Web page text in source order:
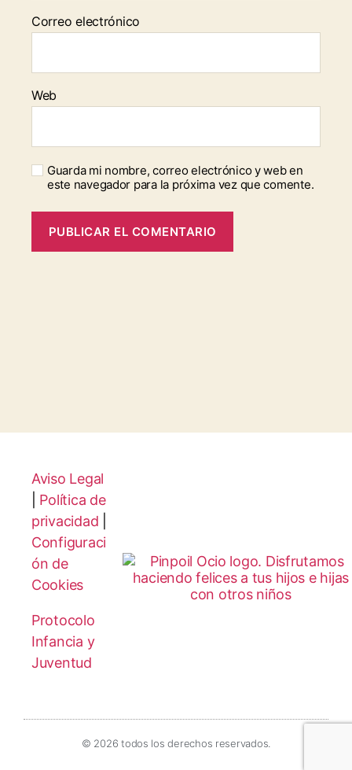
Correo electrónico
Web
Guarda mi nombre, correo electrónico y web en
este navegador para la próxima vez que comente.
Aviso Legal
Política de
privacidad
Configuraci
ón de
Cookies
Protocolo
Infancia y
Juventud
© 2026 todos los derechos reservados.